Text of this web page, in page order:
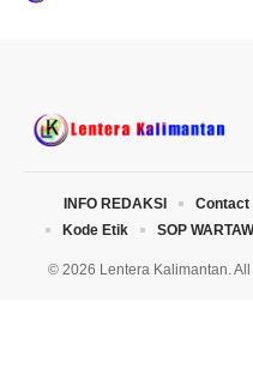
© 2026 Lentera Kalimantan.
INFO REDAKSI Contact
Kode Etik
SOP